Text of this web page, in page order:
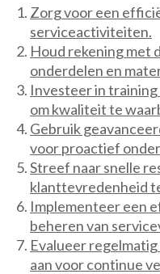
Zorg voor een
serviceactiviteiten.
Houd rekening met
onderdelen en
Investeer in
om kwaliteit te
Gebruik
voor proactief
Streef naar snelle
klanttevredenheid
Implementeer een
beheren van
Evalueer
aan voor continue